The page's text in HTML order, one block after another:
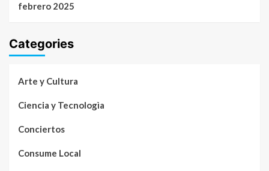
febrero 2025
Categories
Arte y Cultura
Ciencia y Tecnologìa
Conciertos
Consume Local